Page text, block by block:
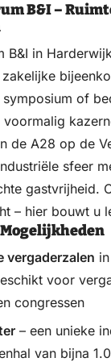
B&I –
B&I in
of
voormalig
de A28 op de
sfeer
gastvrijheid.
– hier bouwt u
vergaderzalen
voor
congressen
– een unieke
van bijna